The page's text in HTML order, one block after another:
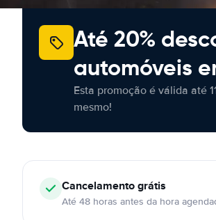
Até 20%
automóveis
Esta promoção é válida até
mesmo!
Cancelamentográtis
Até 48 horas antes da hora